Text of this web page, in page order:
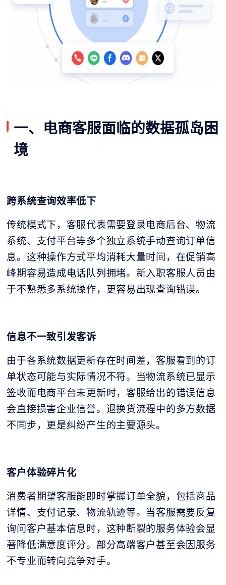
一、电商客服面临的数据孤岛困
境
跨系统查询效率低下
传统模式下，客服代表需要登录电商后台、物流
系统、支付平台等多个独立系统手动查询订单信
息。这种操作方式平均消耗大量时间，在促销高
峰期容易造成电话队列拥堵。新入职客服人员由
于不熟悉多系统操作，更容易出现查询错误。
信息不一致引发客诉
由于各系统数据更新存在时间差，客服看到的订
单状态可能与实际情况不符。当物流系统已显示
签收而电商平台未更新时，客服给出的错误信息
会直接损害企业信誉。退换货流程中的多方数据
不同步，更是纠纷产生的主要源头。
客户体验碎片化
消费者期望客服能即时掌握订单全貌，包括商品
详情、支付记录、物流轨迹等。当客服需要反复
询问客户基本信息时，这种断裂的服务体验会显
著降低满意度评分。部分高端客户甚至会因服务
不专业而转向竞争对手。